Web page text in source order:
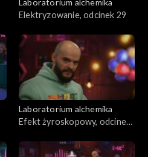
Elektryzowanie, odcinek 29
Laboratorium alchemika
Efekt żyroskopowy, odcinek